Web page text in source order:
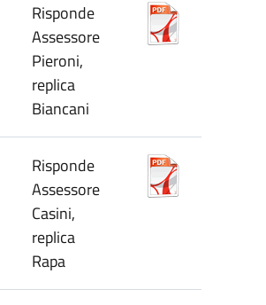
Risponde
Assessore
Pieroni,
replica
Biancani
Risponde
Assessore
Casini,
replica
Rapa